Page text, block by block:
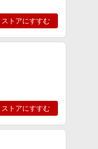
ストアにすすむ
ストアにすすむ